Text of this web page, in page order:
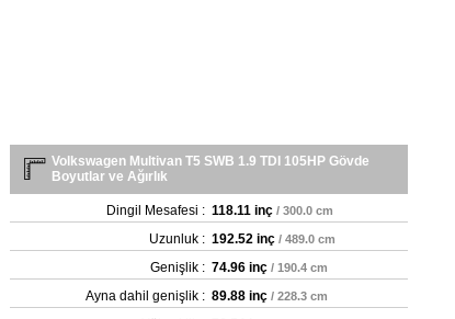
Volkswagen Multivan T5 SWB 1.9 TDI 105HP Gövde
Boyutlar ve Ağırlık
Dingil Mesafesi : 118.11 inç / 300.0 cm
Uzunluk : 192.52 inç / 489.0 cm
Genişlik : 74.96 inç / 190.4 cm
Ayna dahil genişlik : 89.88 inç / 228.3 cm